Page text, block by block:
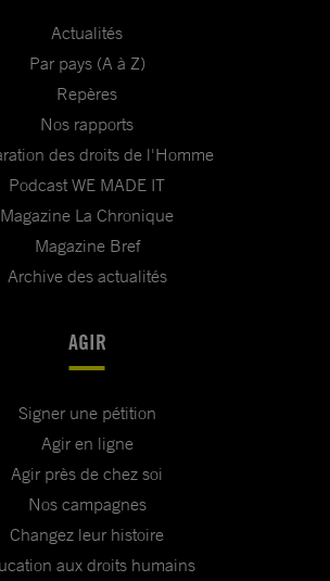
Actualités
Par pays (A à Z)
Repères
Nos rapports
des droits de l'Homme
Podcast WE MADE IT
Magazine La Chronique
Magazine Bref
Archive des actualités
AGIR
Signer une pétition
Agir en ligne
Agir près de chez soi
Nos campagnes
Changez leur histoire
aux droits humains